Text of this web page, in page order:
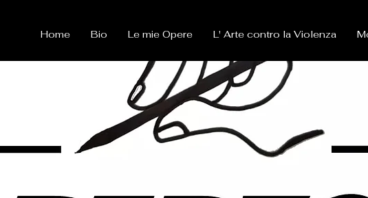
Home Bio Le mie Opere L' Arte contro la Violenza